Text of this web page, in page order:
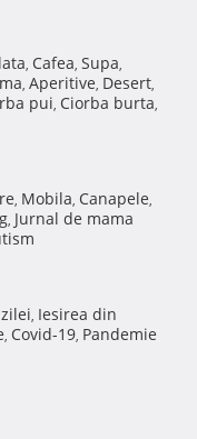
, Cafea, Supa,
, Aperitive, Desert,
pui, Ciorba burta,
, Mobila, Canapele,
, Jurnal de mama
, Iesirea din
, Covid-19, Pandemie